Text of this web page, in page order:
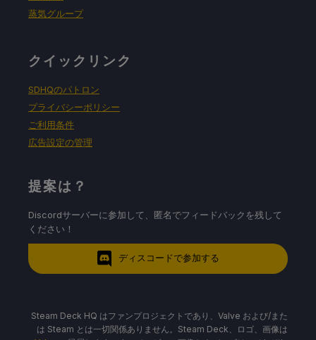
蒸気グループ
クイックリンク
SDHQのパトロン
プライバシーポリシー
ご利用条件
広告設定の管理
提案は？
Discordサーバーに参加して、匿名でフィードバックを残して
ください！
ディスコードで参加する
Steam Deck HQ はファンプロジェクトであり、Valve および/また
は Steam とは一切関係ありません。Steam Deck、ロゴ、画像は